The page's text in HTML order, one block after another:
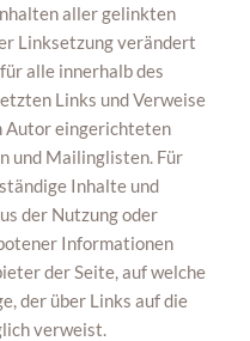
aller gelinkten
Linksetzung verändert
alle innerhalb des
Links und Verweise
Autor eingerichteten
und Mailinglisten. Für
Inhalte und
der Nutzung oder
Informationen
der Seite, auf welche
der über Links auf die
verweist.